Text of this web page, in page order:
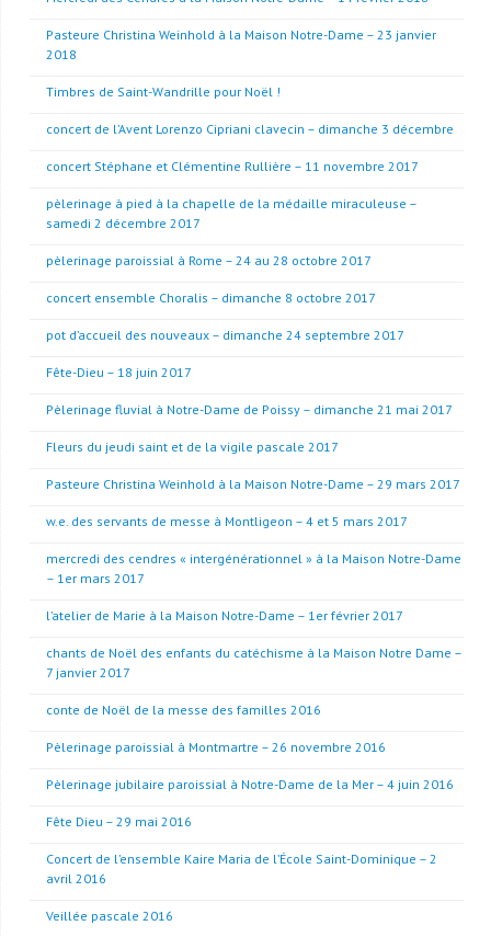
Pasteure Christina Weinhold à la Maison Notre-Dame – 23 janvier
2018
Timbres de Saint-Wandrille pour Noël !
concert de l’Avent Lorenzo Cipriani clavecin – dimanche 3 décembre
concert Stéphane et Clémentine Rullière – 11 novembre 2017
pèlerinage à pied à la chapelle de la médaille miraculeuse –
samedi 2 décembre 2017
pèlerinage paroissial à Rome – 24 au 28 octobre 2017
concert ensemble Choralis – dimanche 8 octobre 2017
pot d’accueil des nouveaux – dimanche 24 septembre 2017
Fête-Dieu – 18 juin 2017
Pèlerinage fluvial à Notre-Dame de Poissy – dimanche 21 mai 2017
Fleurs du jeudi saint et de la vigile pascale 2017
Pasteure Christina Weinhold à la Maison Notre-Dame – 29 mars 2017
w.e. des servants de messe à Montligeon – 4 et 5 mars 2017
mercredi des cendres « intergénérationnel » à la Maison Notre-Dame
– 1er mars 2017
l’atelier de Marie à la Maison Notre-Dame – 1er février 2017
chants de Noël des enfants du catéchisme à la Maison Notre Dame –
7 janvier 2017
conte de Noël de la messe des familles 2016
Pèlerinage paroissial à Montmartre – 26 novembre 2016
Pèlerinage jubilaire paroissial à Notre-Dame de la Mer – 4 juin 2016
Fête Dieu – 29 mai 2016
Concert de l’ensemble Kaire Maria de l’École Saint-Dominique – 2
avril 2016
Veillée pascale 2016